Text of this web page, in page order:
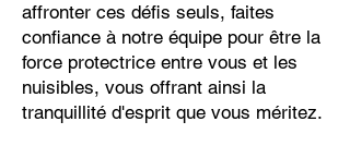
affronter ces défis seuls, faites
confiance à notre équipe pour être la
force protectrice entre vous et les
nuisibles, vous offrant ainsi la
tranquillité d'esprit que vous méritez.